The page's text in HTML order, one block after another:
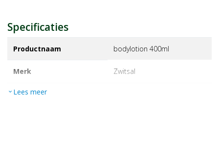
Specificaties
Productnaam bodylotion 400ml
Merk zwitsal
EAN
expand_more Lees meer